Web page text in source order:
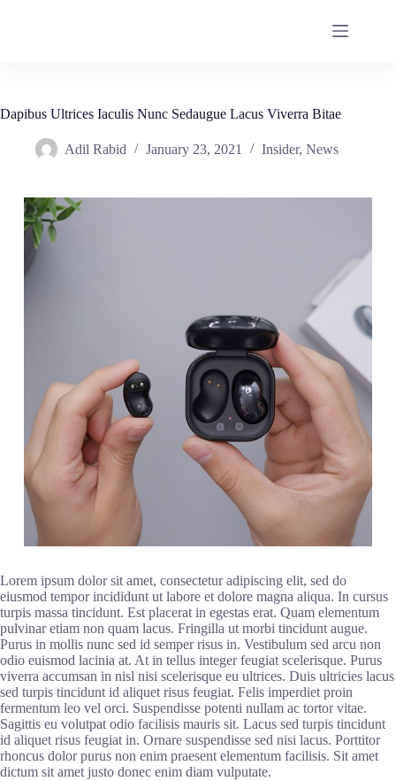
Dapibus Ultrices Iaculis Nunc Sedaugue Lacus Viverra Bitae
Adil Rabid January 23, 2021 Insider, News
Lorem ipsum dolor sit amet, consectetur adipiscing elit, sed do
eiusmod tempor incididunt ut labore et dolore magna aliqua. In cursus
turpis massa tincidunt. Est placerat in egestas erat. Quam elementum
pulvinar etiam non quam lacus. Fringilla ut morbi tincidunt augue.
Purus in mollis nunc sed id semper risus in. Vestibulum sed arcu non
odio euismod lacinia at. At in tellus integer feugiat scelerisque. Purus
viverra accumsan in nisl nisi scelerisque eu ultrices. Duis ultricies lacus
sed turpis tincidunt id aliquet risus feugiat. Felis imperdiet proin
fermentum leo vel orci. Suspendisse potenti nullam ac tortor vitae.
Sagittis eu volutpat odio facilisis mauris sit. Lacus sed turpis tincidunt
id aliquet risus feugiat in. Ornare suspendisse sed nisi lacus. Porttitor
rhoncus dolor purus non enim praesent elementum facilisis. Sit amet
dictum sit amet justo donec enim diam vulputate.